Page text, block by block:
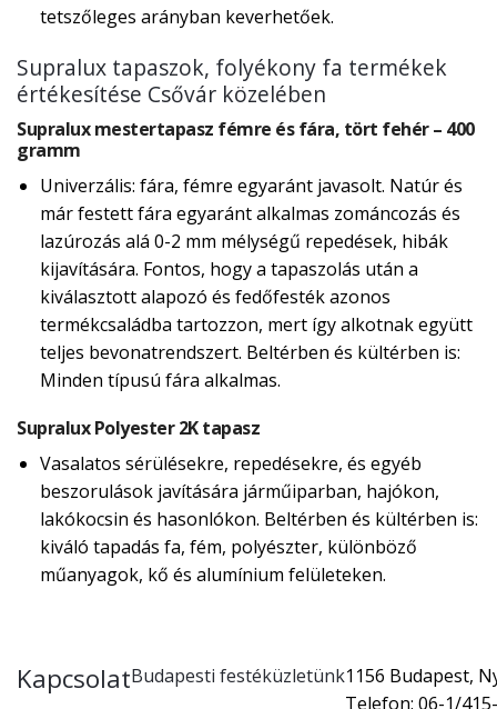
tetszőleges arányban keverhetőek.
Supralux tapaszok, folyékony fa termékek
értékesítése Csővár közelében
Supralux mestertapasz fémre és fára, tört fehér – 400
gramm
Univerzális: fára, fémre egyaránt javasolt. Natúr és
már festett fára egyaránt alkalmas zománcozás és
lazúrozás alá 0-2 mm mélységű repedések, hibák
kijavítására. Fontos, hogy a tapaszolás után a
kiválasztott alapozó és fedőfesték azonos
termékcsaládba tartozzon, mert így alkotnak együtt
teljes bevonatrendszert. Beltérben és kültérben is:
Minden típusú fára alkalmas.
Supralux Polyester 2K tapasz
Vasalatos sérülésekre, repedésekre, és egyéb
beszorulások javítására járműiparban, hajókon,
lakókocsin és hasonlókon. Beltérben és kültérben is:
kiváló tapadás fa, fém, polyészter, különböző
műanyagok, kő és alumínium felületeken.
KapcsolatBudapesti festéküzletünk1156 Budapest,
Telefon: 06-1/